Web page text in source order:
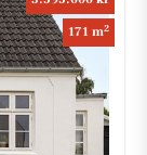
171 m2